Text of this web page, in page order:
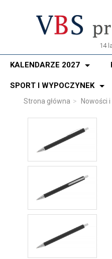
14
KALENDARZE 2027
SPORT I WYPOCZYNEK
Strona główna Nowości